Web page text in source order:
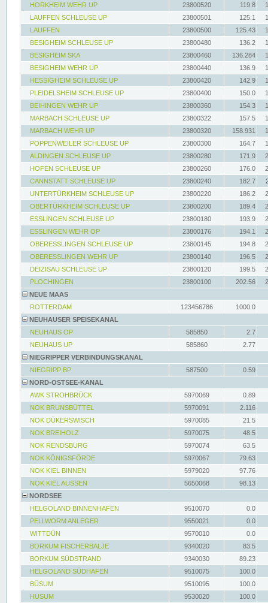
HORKHEIM WEHR UP
23800520 119.8
LAUFFEN SCHLEUSE UP
23800501 125.1
LAUFFEN
23800500 125.43
BESIGHEIM SCHLEUSE UP
23800480 136.2
BESIGHEIM SKA
23800460 136.284
BESIGHEIM WEHR UP
23800440 136.9
HESSIGHEIM SCHLEUSE UP
23800420 142.9
PLEIDELSHEIM SCHLEUSE UP
23800400 150.0
BEIHINGEN WEHR UP
23800360 154.3
MARBACH SCHLEUSE UP
23800322 157.5
MARBACH WEHR UP
23800320 158.931
POPPENWEILER SCHLEUSE UP
23800300 164.7
ALDINGEN SCHLEUSE UP
23800280 171.9
HOFEN SCHLEUSE UP
23800260 176.0
CANNSTATT SCHLEUSE UP
23800240 182.7
UNTERTÜRKHEIM SCHLEUSE UP
23800220 186.2
OBERTÜRKHEIM SCHLEUSE UP
23800200 189.4
ESSLINGEN SCHLEUSE UP
23800180 193.9
ESSLINGEN WEHR OP
23800176 194.1
OBERESSLINGEN SCHLEUSE UP
23800145 194.8
OBERESSLINGEN WEHR UP
23800140 196.5
DEIZISAU SCHLEUSE UP
23800120 199.5
PLOCHINGEN
23800100 202.56
NEUE MAAS
ROTTERDAM
123456786
1000.0
NEUHAUSER SPEISEKANAL
NEUHAUS OP
585850
2.7
NEUHAUS UP
585860
2.77
NIEGRIPPER VERBINDUNGSKANAL
NIEGRIPP BP
587500
0.59
NORD-OSTSEE-KANAL
AWK STROHBRÜCK
5970069
0.89
NOK BRUNSBÜTTEL
5970091
2.116
NOK DÜKERSWISCH
5970085
21.5
NOK BREIHOLZ
5970075
48.5
NOK RENDSBURG
5970074
63.5
NOK KÖNIGSFÖRDE
5970067
79.63
NOK KIEL BINNEN
5979020
97.76
NOK KIEL AUSSEN
5650068
98.13
NORDSEE
HELGOLAND BINNENHAFEN
9510070
0.0
PELLWORM ANLEGER
9550021
0.0
WITTDÜN
9570010
0.0
BORKUM FISCHERBALJE
9340020
83.5
BORKUM SÜDSTRAND
9340030
89.23
HELGOLAND SÜDHAFEN
9510075
100.0
BÜSUM
9510095
100.0
HUSUM
9530020 100.0